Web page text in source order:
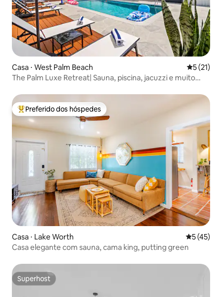
Casa ⋅ West Palm Beach 5 de uma
5 (21)
The Palm Luxe Retreat| Sauna, piscina, jacuzzi e muito
Entre os melhores preferidos dos hóspedes
Preferido dos hóspedes
Casa ⋅ Lake Worth 5 de uma
5 (45)
Casa elegante com sauna, cama king, putting green
Superhost
Superhost